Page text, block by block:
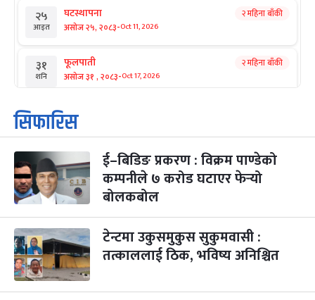
२५
आइत
घटस्थापना
असोज २५, २०८३-Oct 11, 2026
२ महिना बाँकी
३१
शनि
फूलपाती
असोज ३१ , २०८३-Oct 17, 2026
२ महिना बाँकी
१
आइत
कार्तिक सङ्क्रान्ति
कार्तिक १, २०८३
३
मंगल
महानवमी
कार्तिक ३, २०८३-Oct 20, 2026
२ महिना बाँकी
४
५
बिहि
पापा‌ङ्कुशा एकादशी व्रत
कार्तिक ५, २०८३
२ महिना बाँकी
सिफारिस
ई–बिडिङ प्रकरण : विक्रम पाण्डेको
कम्पनीले ७ करोड घटाएर फेर्‍यो
बोलकबोल
टेन्टमा उकुसमुकुस सुकुमवासी :
तत्काललाई ठिक, भविष्य अनिश्चित